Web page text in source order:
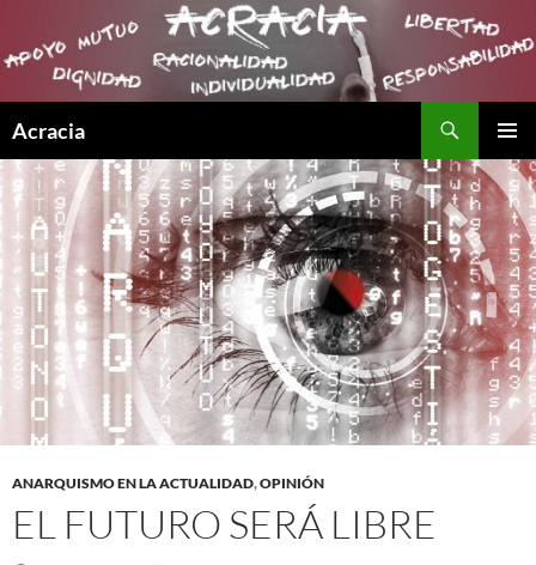
Acracia
MENÚ
AL
CONTENIDO
ANARQUISMO EN LA ACTUALIDAD,OPINIÓN
EL FUTURO SERÁ LIBRE